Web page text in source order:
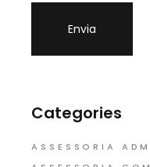
Categories
ASSESSORIA